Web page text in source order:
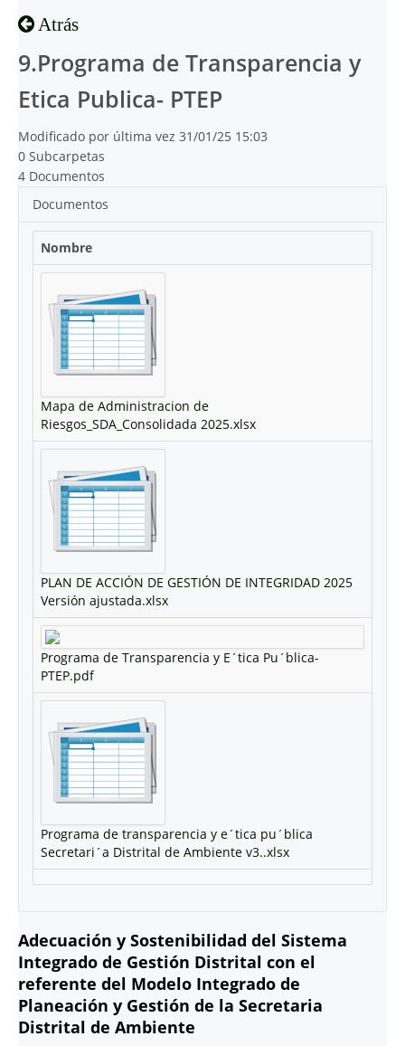
Atrás
9.Programa de Transparencia y
Etica Publica- PTEP
Modificado por última vez 31/01/25 15:03
0 Subcarpetas
4 Documentos
Documentos
Nombre
Mapa de Administracion de
Riesgos_SDA_Consolidada 2025.xlsx
PLAN DE ACCIÓN DE GESTIÓN DE INTEGRIDAD 2025
Versión ajustada.xlsx
Programa de Transparencia y E´tica Pu´blica-
PTEP.pdf
Programa de transparencia y e´tica pu´blica
Secretari´a Distrital de Ambiente v3..xlsx
Adecuación y Sostenibilidad del Sistema
Integrado de Gestión Distrital con el
referente del Modelo Integrado de
Planeación y Gestión de la Secretaria
Distrital de Ambiente